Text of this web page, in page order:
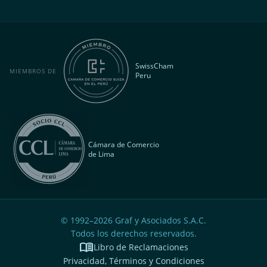
MIEMBROS DE
SwissCham
Peru
Cámara de Comercio
de Lima
© 1992–2026 Graf y Asociados S.A.C.
Todos los derechos reservados.
menu_bookLibro de Reclamaciones
Privacidad, Términos y Condiciones